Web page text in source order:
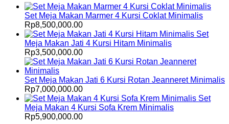
Set Meja Makan Marmer 4 Kursi Coklat Minimalis
Rp8,500,000.00
Set
Meja Makan Jati 4 Kursi Hitam Minimalis
Rp3,500,000.00
Set Meja Makan Jati 6 Kursi Rotan Jeanneret Minimalis
Rp7,000,000.00
Set
Meja Makan 4 Kursi Sofa Krem Minimalis
Rp5,900,000.00